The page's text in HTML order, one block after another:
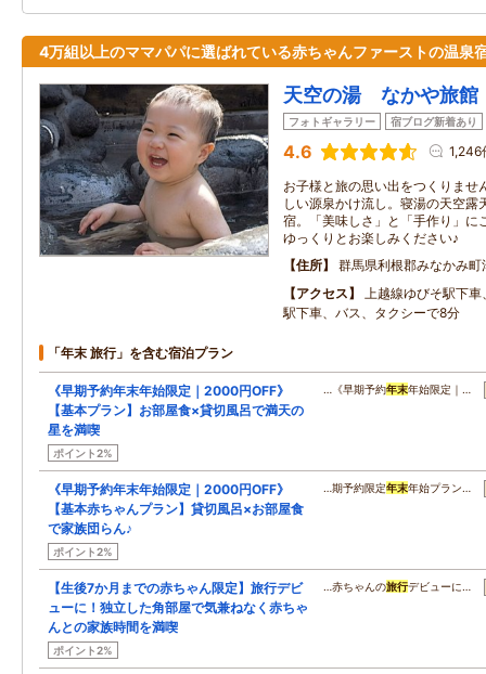
4万組以上のママパパに選ばれている赤ちゃんファーストの温泉
天空の湯 なかや旅館
フォトギャラリー 宿ブログ新着あり
4.6 1,246
お子様と旅の思い出をつくりませ
しい源泉かけ流し。寝湯の天空露
宿。「美味しさ」と「手作り」に
ゆっくりとお楽しみください♪
住所
群馬県利根郡みなかみ
アクセス
上越線ゆびそ駅下
駅下車、バス、タクシーで8分
「年末 旅行」を含む宿泊プラン
《早期予約年末年始限定｜2000円OFF》
【基本プラン】お部屋食×貸切風呂で満天の
星を満喫
ポイント2%
…《早期予約年末年始限定｜…
《早期予約年末年始限定｜2000円OFF》
【基本赤ちゃんプラン】貸切風呂×お部屋食
で家族団らん♪
ポイント2%
…期予約限定年末年始プラン…
【生後7か月までの赤ちゃん限定】旅行デビ
ューに！独立した角部屋で気兼ねなく赤ちゃ
んとの家族時間を満喫
ポイント2%
…赤ちゃんの旅行デビューに…